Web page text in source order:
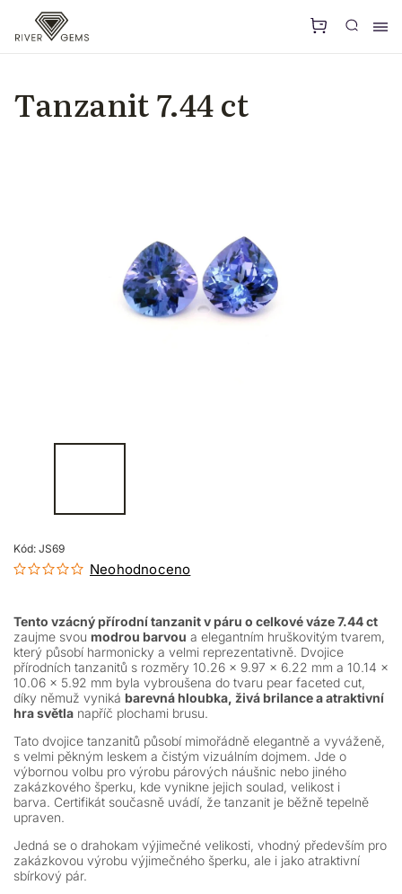
Tanzanit 7.44 ct
Kód: JS69
Neohodnoceno
Tento vzácný přírodní tanzanit v páru o celkové váze 7.44 ct
zaujme svou modrou barvou a elegantním hruškovitým tvarem,
který působí harmonicky a velmi reprezentativně. Dvojice
přírodních tanzanitů s rozměry 10.26 × 9.97 × 6.22 mm a 10.14 ×
10.06 × 5.92 mm byla vybroušena do tvaru pear faceted cut,
díky němuž vyniká barevná hloubka, živá brilance a atraktivní
hra světla napříč plochami brusu.
Tato dvojice tanzanitů působí mimořádně elegantně a vyváženě,
s velmi pěkným leskem a čistým vizuálním dojmem. Jde o
výbornou volbu pro výrobu párových náušnic nebo jiného
zakázkového šperku, kde vynikne jejich soulad, velikost i
barva. Certifikát současně uvádí, že tanzanit je běžně tepelně
upraven.
Jedná se o drahokam výjimečné velikosti, vhodný především pro
zakázkovou výrobu výjimečného šperku, ale i jako atraktivní
sbírkový pár.